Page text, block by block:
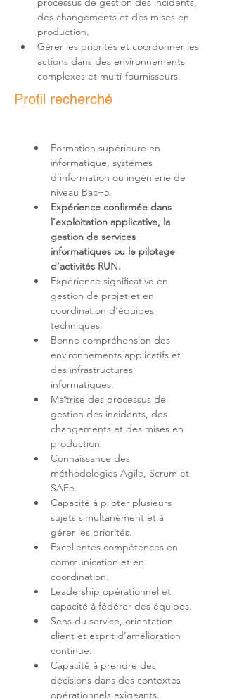
des changements et des mises en
Gérer les priorités et coordonner les
actions dans des environnements
complexes et multi-fournisseurs.
Profil recherché
Formation supérieure en
informatique, systèmes
d’information ou ingénierie de
Expérience confirmée dans
l’exploitation applicative, la
gestion de services
informatiques ou le pilotage
d’activités RUN.
Expérience significative en
gestion de projet et en
coordination d’équipes
Bonne compréhension des
environnements applicatifs et
des infrastructures
Maîtrise des processus de
gestion des incidents, des
changements et des mises en
Connaissance des
méthodologies Agile, Scrum et
Capacité à piloter plusieurs
sujets simultanément et à
Excellentes compétences en
communication et en
Leadership opérationnel et
Sens du service, orientation
client et esprit d’amélioration
Capacité à prendre des
décisions dans des contextes
opérationnels exigeants.